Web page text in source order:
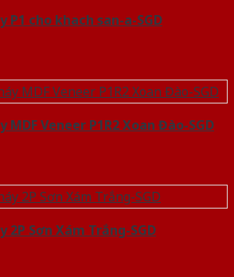
P1 cho khach san-a-SGD
MDF Veneer P1R2 Xoan Đào-SGD
2P Sơn Xám Trắng-SGD